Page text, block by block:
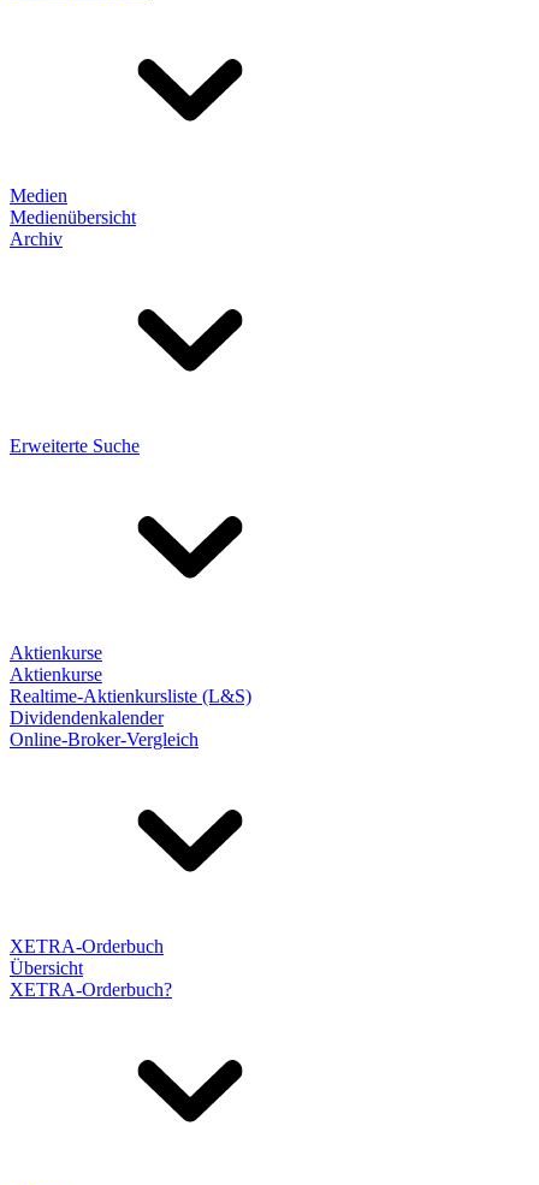
Medien
Medienübersicht
Archiv
Erweiterte Suche
Aktienkurse
Aktienkurse
Realtime-Aktienkursliste (L&S)
Dividendenkalender
Online-Broker-Vergleich
XETRA-Orderbuch
Übersicht
XETRA-Orderbuch?